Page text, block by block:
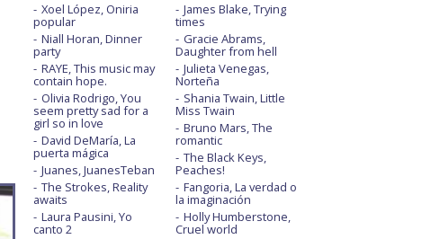
Xoel López, Oniria
popular
Niall Horan, Dinner
party
RAYE, This music may
contain hope.
Olivia Rodrigo, You
seem pretty sad for a
girl so in love
David DeMaría, La
puerta mágica
Juanes, JuanesTeban
The Strokes, Reality
awaits
Laura Pausini, Yo
canto 2
James Blake, Trying
times
Gracie Abrams,
Daughter from hell
Julieta Venegas,
Norteña
Shania Twain, Little
Miss Twain
Bruno Mars, The
romantic
The Black Keys,
Peaches!
Fangoria, La verdad o
la imaginación
Holly Humberstone,
Cruel world